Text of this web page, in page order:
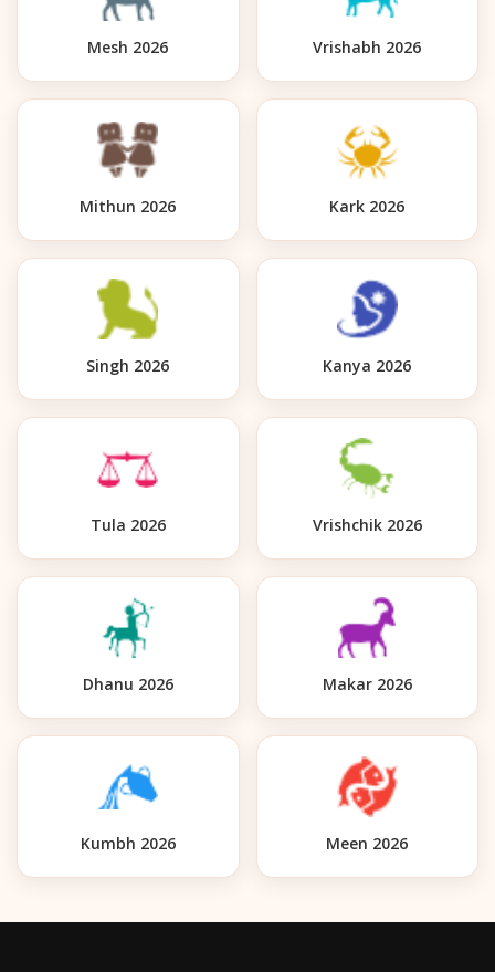
Mesh 2026 Vrishabh 2026
Mithun 2026 Kark 2026
Singh 2026 Kanya 2026
Tula 2026 Vrishchik 2026
Dhanu 2026 Makar 2026
Kumbh 2026 Meen 2026